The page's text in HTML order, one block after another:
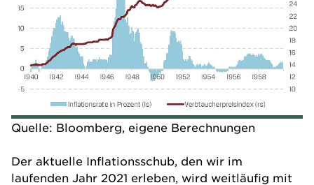
Quelle: Bloomberg, eigene Berechnungen
Der aktuelle Inflationsschub, den wir im
laufenden Jahr 2021 erleben, wird weitläufig mit